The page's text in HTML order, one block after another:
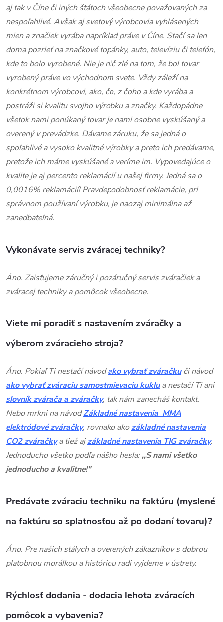
aj tak v Číne či iných štátoch všeobecne považovaných za
nespoľahlivé. Avšak aj svetový výrobcovia vyhlásených
mien a značiek vyrába napríklad práve v Číne. Stačí sa len
doma pozrieť na značkové topánky, auto, televíziu či telefón,
kde to bolo vyrobené. Nie je nič zlé na tom, že bol tovar
vyrobený práve vo východnom svete. Vždy záleží na
konkrétnom výrobcovi, ako, čo, z čoho a kde vyrába a
postráži si kvalitu svojho výrobku a značky. Každopádne
všetok nami ponúkaný tovar je nami osobne vyskúšaný a
overený v prevádzke. Dávame záruku, že sa jedná o
spoľahlivé a vysoko kvalitné výrobky a preto ich predávame,
pretože ich máme vyskúšané a veríme im. Vypovedajúce o
kvalite je aj percento reklamácií u našej firmy. Jedná sa o
0,0016% reklamácií! Pravdepodobnosť reklamácie, pri
správnom používaní výrobku, je naozaj minimálna až
zanedbateľná.
Vykonávate servis zváracej techniky?
Áno. Zaisťujeme záručný i pozáručný servis zváračiek a
zváracej techniky a pomôcok všeobecne.
Viete mi poradiť s nastavením zváračky a
výberom zváracieho stroja?
Áno. Pokiaľ Ti nestačí návodako vybrať zváračkuči návod
ako vybrať zváraciu samostmievaciu kuklua nestačí Ti ani
slovník zvárača a zváračky, tak nám zanecháš kontakt.
Nebo mrkni na návodZákladné nastavenia MMA
elektródové zváračky, rovnako akozákladné nastavenia
CO2 zváračkya tiež ajzákladné nastavenia TIG zváračky.
Jednoducho všetko podľa nášho hesla:,,S nami všetko
jednoducho a kvalitne!"
Predávate zváraciu techniku ​​na faktúru (myslené
na faktúru so splatnosťou až po dodaní tovaru)?
Áno. Pre našich stálych a overených zákazníkov s dobrou
platobnou morálkou a históriou radi vyjdeme v ústrety.
Rýchlosť dodania - dodacia lehota zváracích
pomôcok a vybavenia?